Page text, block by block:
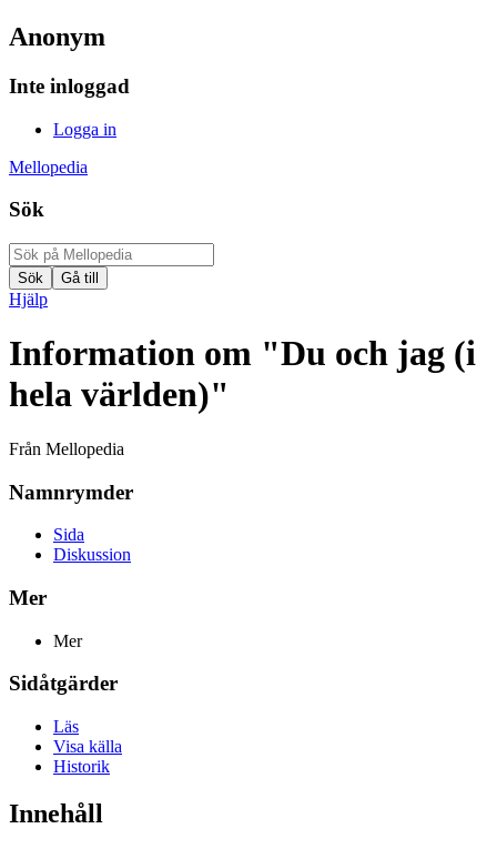
Anonym
Inte inloggad
Logga in
Mellopedia
Sök
Hjälp
Information om "Du och jag (i
hela världen)"
Från Mellopedia
Namnrymder
Sida
Diskussion
Mer
Mer
Sidåtgärder
Läs
Visa källa
Historik
Innehåll